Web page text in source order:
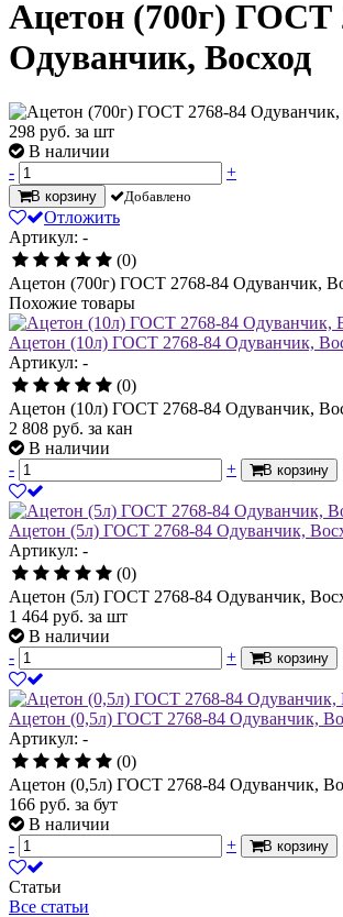
Ацетон (700г) ГОСТ
Одуванчик, Восход
298 руб. за шт
В наличии
-
+
В корзину Добавлено
Отложить
Артикул: -
(0)
Ацетон (700г) ГОСТ 2768-84 Одуванчик,
Похожие товары
Ацетон (10л) ГОСТ 2768-84 Одуванчик,
Артикул: -
(0)
Ацетон (10л) ГОСТ 2768-84 Одуванчик,
2 808 руб. за кан
В наличии
-
+ В корзину
Ацетон (5л) ГОСТ 2768-84 Одуванчик,
Артикул: -
(0)
Ацетон (5л) ГОСТ 2768-84 Одуванчик,
1 464 руб. за шт
В наличии
-
+ В корзину
Ацетон (0,5л) ГОСТ 2768-84 Одуванчик,
Артикул: -
(0)
Ацетон (0,5л) ГОСТ 2768-84 Одуванчик,
166 руб. за бут
В наличии
-
+ В корзину
Статьи
Все статьи